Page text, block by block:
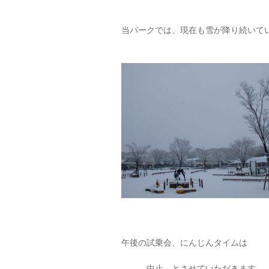
当パークでは、現在も雪が降り続いて
午後の試乗会、にんじんタイムは